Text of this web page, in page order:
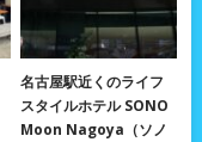
名古屋駅近くのライフ
スタイルホテル SONO
Moon Nagoya（ソノ